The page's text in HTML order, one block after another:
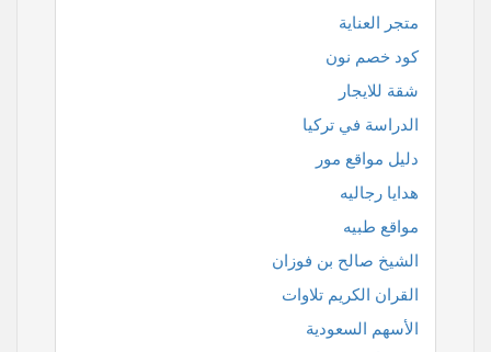
متجر العناية
كود خصم نون
شقة للايجار
الدراسة في تركيا
دليل مواقع مور
هدايا رجاليه
مواقع طبيه
الشيخ صالح بن فوزان
القران الكريم تلاوات
الأسهم السعودية